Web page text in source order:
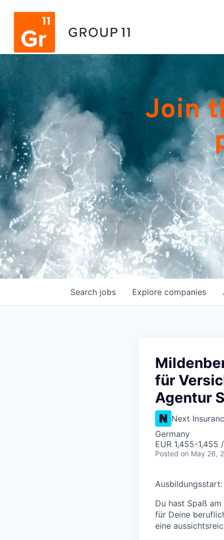
Join
Search jobs Explore companies
für
Agentur
Next
Germany
EUR 1,455-1,455
Posted on May 26,
Du hast Spaß
für Deine
eine